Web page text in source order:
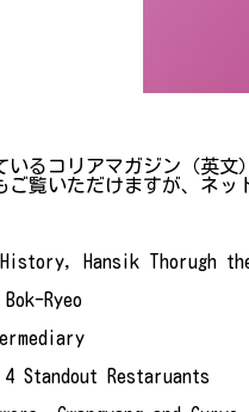
るコリアマガジン（英文
覧いただけますが、ネ
History, Hansik Thorugh
Ryeo
Standout Restaruants